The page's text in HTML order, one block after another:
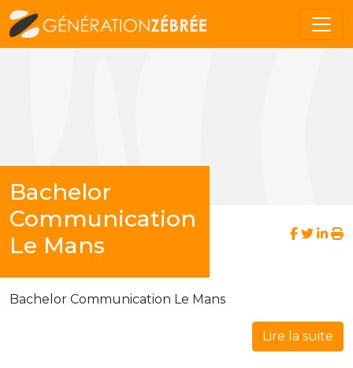
Bachelor
Communication
Le Mans
Bachelor Communication Le Mans
Lire la suite